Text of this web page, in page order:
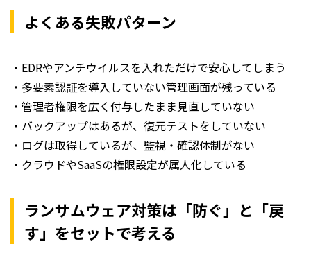
よくある失敗パターン
・EDRやアンチウイルスを入れただけで安心してしまう
・多要素認証を導入していない管理画面が残っている
・管理者権限を広く付与したまま見直していない
・バックアップはあるが、復元テストをしていない
・ログは取得しているが、監視・確認体制がない
・クラウドやSaaSの権限設定が属人化している
ランサムウェア対策は「防ぐ」と「戻
す」をセットで考える